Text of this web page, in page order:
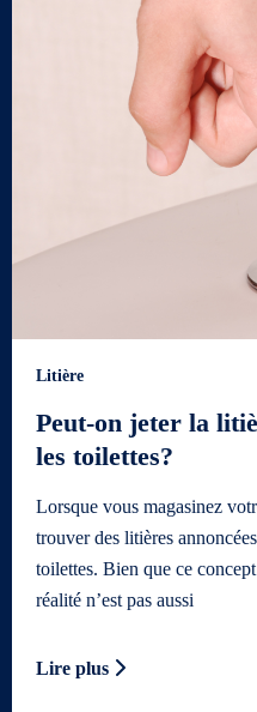
Litière
Peut-on jeter la
les toilettes?
Lorsque vous magasinez
trouver des litières
toilettes. Bien que ce
réalité n’est pas aussi
Lire plus